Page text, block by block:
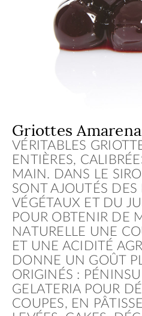
Griottes
VÉRITABLES
ENTIÈRES,
MAIN. DANS LE
SONT AJOUTÉS DES
VÉGÉTAUX ET DU
POUR OBTENIR DE
NATURELLE UNE
ET UNE ACIDITÉ
DONNE UN GOÛT
ORIGINÉS :
GELATERIA POUR
COUPES, EN